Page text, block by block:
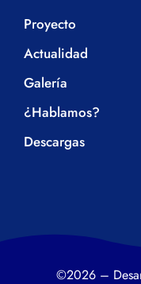
Proyecto
Actualidad
Galería
¿Hablamos?
Descargas
©2026 –